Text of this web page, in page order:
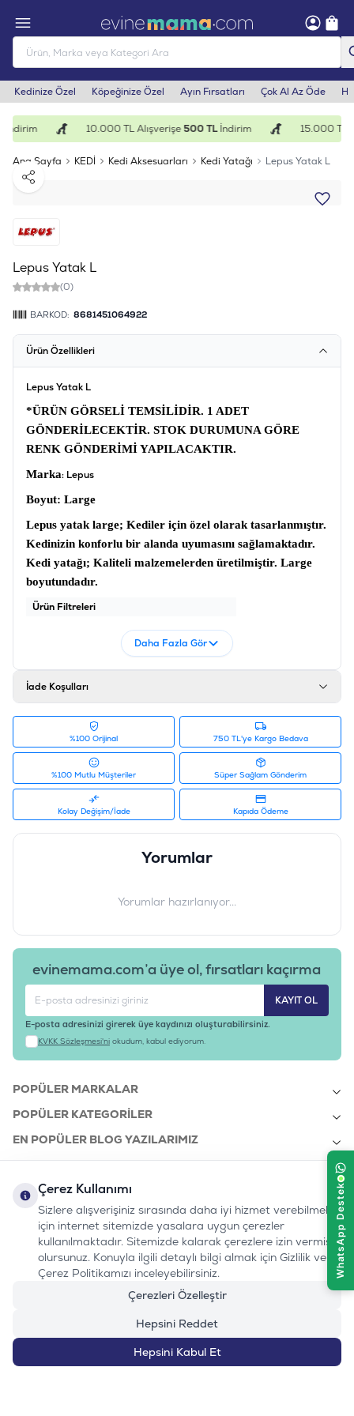
Kedinize Özel Köpeğinize Özel Ayın Fırsatları Çok Al Az Öde
İndirim 10.000 TL Alışverişe500 TLİndirim 15.000 TL
Ana Sayfa KEDİ Kedi Aksesuarları Kedi Yatağı
Lepus Yatak L
Paylaş
Lepus Yatak L
(0)
BARKOD: 8681451064922
Ürün Özellikleri
Lepus Yatak L
*ÜRÜN GÖRSELİ TEMSİLİDİR. 1 ADET
GÖNDERİLECEKTİR. STOK DURUMUNA GÖRE
RENK GÖNDERİMİ YAPILACAKTIR.
Marka: Lepus
Boyut: Large
Lepus yatak large; Kediler için özel olarak tasarlanmıştır.
Kedinizin konforlu bir alanda uyumasını sağlamaktadır.
Kedi yatağı; Kaliteli malzemelerden üretilmiştir. Large
boyutundadır.
Ürün Filtreleri
Tedarikçi Ürün Kodu
: LPS-071-L
Daha Fazla Gör
İade Koşulları
%100 Orijinal 750 TL'ye Kargo Bedava
%100 Mutlu Müşteriler Süper Sağlam Gönderim
Kolay Değişim/İade Kapıda Ödeme
Yorumlar
Yorumlar hazırlanıyor...
evinemama.com’a üye ol, fırsatları kaçırma
KAYIT OL
E-posta adresinizi girerek üye kaydınızı oluşturabilirsiniz.
KVKK Sözleşmesi'ni okudum, kabul ediyorum.
POPÜLER MARKALAR
POPÜLER KATEGORILER
EN POPÜLER BLOG YAZILARIMIZ
KURUMSAL
bizi takip edin:
Instagram
Youtube
TiktokFacebook
Linkedin
www.evinemama.com
0232 7000 212
%100 MUTLU
MÜŞTERI HATTI
Çerez Kullanımı
Sizlere alışverişiniz sırasında daha iyi hizmet verebilmek
için internet sitemizde yasalara uygun çerezler
kullanılmaktadır. Sitemizde kalarak çerezlere izin vermiş
olursunuz. Konuyla ilgili detaylı bilgi almak için Gizlilik ve
Çerez Politikamızı inceleyebilirsiniz.
Çerezleri Özelleştir
Hepsini Reddet
Hepsini Kabul Et